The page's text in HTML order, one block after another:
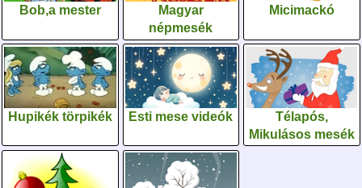
Bob,a mester
Magyar
népmesék
Micimackó
Hupikék törpikék Esti mese videók
Télapós,
Mikulásos mesék